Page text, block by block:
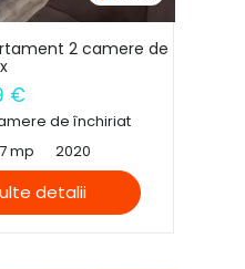
2 camere de
€
de închiriat
mp 2020
detalii